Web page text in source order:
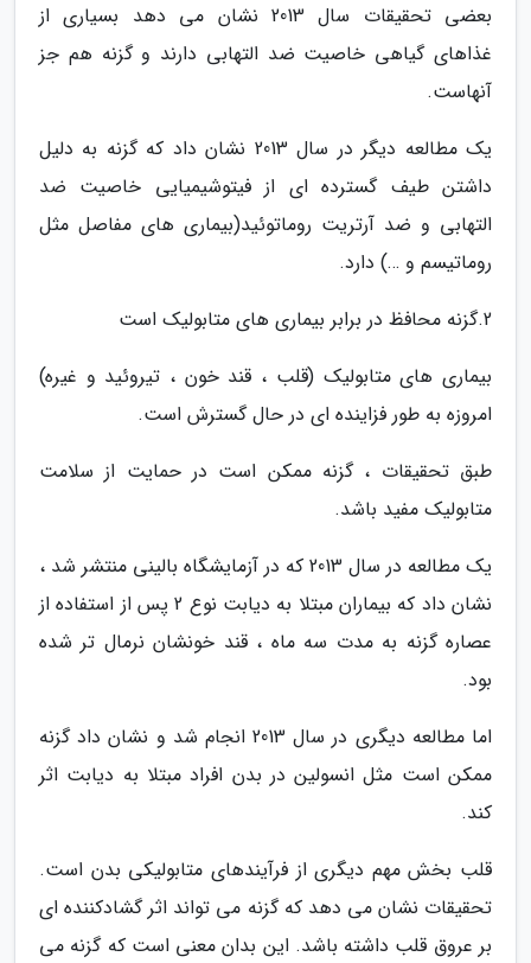
بعضی تحقیقات سال 2013 نشان می دهد بسیاری از
غذاهای گیاهی خاصیت ضد التهابی دارند و گزنه هم جز
آنهاست.
یک مطالعه دیگر در سال 2013 نشان داد که گزنه به دلیل
داشتن طیف گسترده ای از فیتوشیمیایی خاصیت ضد
التهابی و ضد آرتریت روماتوئید(بیماری های مفاصل مثل
روماتیسم و …) دارد.
2.گزنه محافظ در برابر بیماری های متابولیک است
بیماری های متابولیک (قلب ، قند خون ، تیروئید و غیره)
امروزه به طور فزاینده ای در حال گسترش است.
طبق تحقیقات ، گزنه ممکن است در حمایت از سلامت
متابولیک مفید باشد.
یک مطالعه در سال 2013 که در آزمایشگاه بالینی منتشر شد ،
نشان داد که بیماران مبتلا به دیابت نوع 2 پس از استفاده از
عصاره گزنه به مدت سه ماه ، قند خونشان نرمال تر شده
بود.
اما مطالعه دیگری در سال 2013 انجام شد و نشان داد گزنه
ممکن است مثل انسولین در بدن افراد مبتلا به دیابت اثر
کند.
قلب بخش مهم دیگری از فرآیندهای متابولیکی بدن است.
تحقیقات نشان می دهد که گزنه می تواند اثر گشادکننده ای
بر عروق قلب داشته باشد. این بدان معنی است که گزنه می